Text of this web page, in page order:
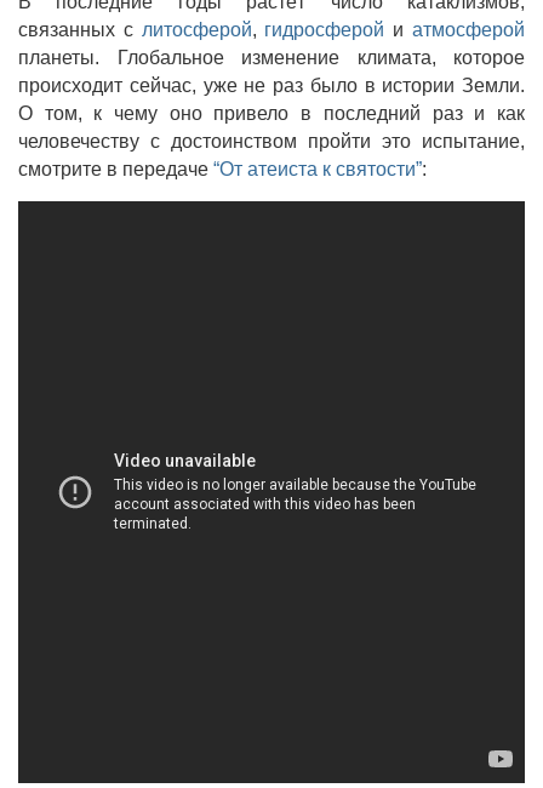
связанных с литосферой, гидросферой иатмосферой
планеты. Глобальное изменение климата, которое
происходит сейчас, уже не раз было в истории Земли.
О том, к чему оно привело в последний раз и как
человечеству с достоинством пройти это испытание,
смотрите в передаче “От атеиста к святости”: